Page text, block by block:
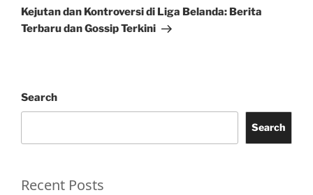
Post
Kejutan dan Kontroversi di Liga Belanda: Berita
Terbaru dan Gossip Terkini
Search
Search
Recent Posts